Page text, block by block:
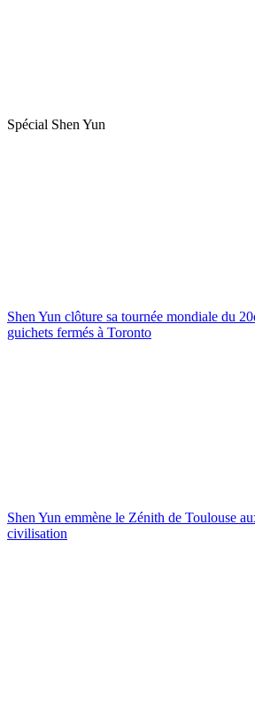
Spécial Shen Yun
Shen Yun clôture sa tournée mondiale du
guichets fermés à Toronto
Shen Yun emmène le Zénith de Toulouse
civilisation